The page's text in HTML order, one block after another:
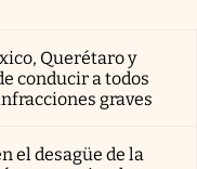
Querétaro y
conducir a todos
graves
el desagüe de la